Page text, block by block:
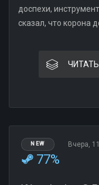
доспехи,
сказал, что корона
NEW Вчера,
77%